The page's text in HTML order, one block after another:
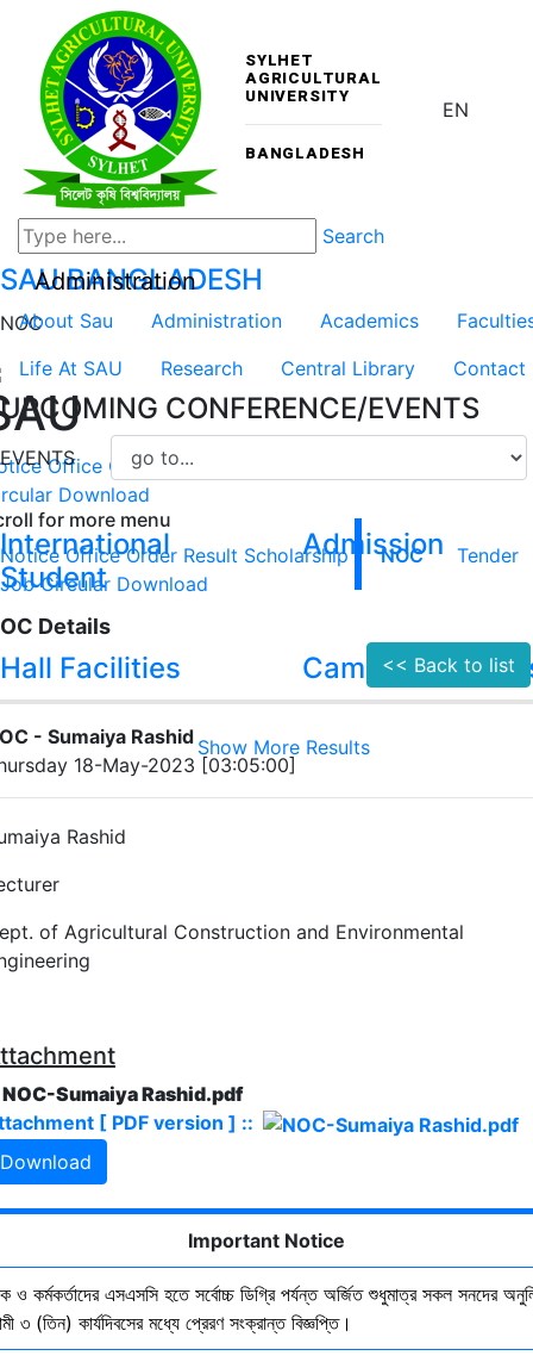
SYLHET
AGRICULTURAL
UNIVERSITY
BANGLADESH
EN
Search
SAUBANGLADESH
About Sau Administration Academics
Life At SAU
Research Central Library Contact
UPCOMING CONFERENCE/EVENTS
EVENTS
International
Student
Admission
Hall Facilities Campus
Show More Results
Administration
NOC
Office Order Result
Download
for more menu
Notice Office Order Result Scholarship NOC
Tender
Job Circular Download
Details
<< Back to list
- Sumaiya Rashid
18-May-2023 [03:05:00]
Rashid
of Agricultural Construction and Environmental
NOC-Sumaiya Rashid.pdf
[ PDF version ] ::
Download
Important Notice
ও কর্মকর্তাদের এসএসসি হতে সর্বোচ্চ ডিগ্রি পর্যন্ত অর্জিত শুধুমাত্র সকল সনদের
৩ (তিন) কার্যদিবসের মধ্যে প্রেরণ সংক্রান্ত বিজ্ঞপ্তি।